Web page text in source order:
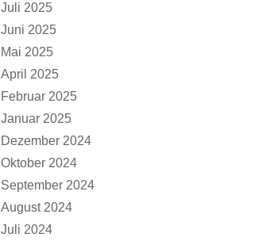
Juli 2025
Juni 2025
Mai 2025
April 2025
Februar 2025
Januar 2025
Dezember 2024
Oktober 2024
September 2024
August 2024
Juli 2024